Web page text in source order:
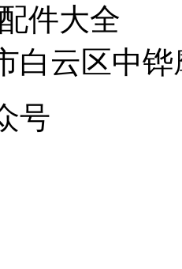
件大全
白云区中
号